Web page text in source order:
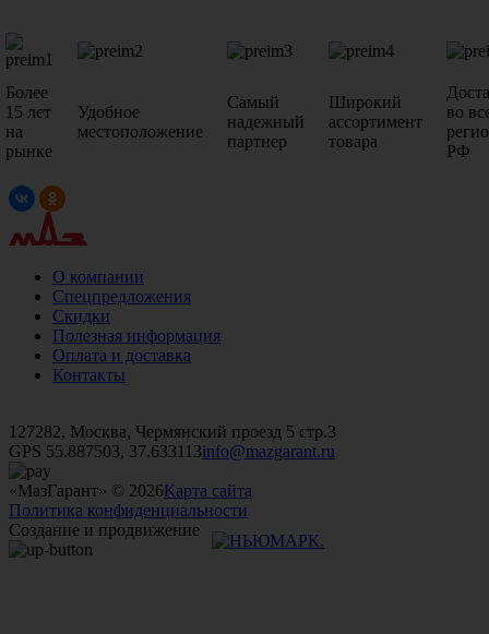
Более
15 лет
на
рынке
Удобное
местоположение
Самый
надежный
партнер
Широкий
ассортимент
товара
во
РФ
О компании
Спецпредложения
Скидки
Полезная информация
Оплата и доставка
Контакты
127282, Москва, Чермянский проезд 5 стр.3
GPS 55.887503, 37.633113info@mazgarant.ru
«МазГарант» © 2026Карта сайта
Политика конфиденциальности
Создание и продвижение